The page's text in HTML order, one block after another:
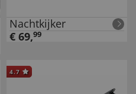
Nachtkijker
€ 69,99
4.7